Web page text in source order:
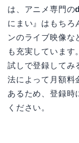
は、アニメ専門の
にまい』はもちろ
ンのライブ映像な
も充実しています
試しで登録してみ
法によって月額料
あるため、登録時
ください。